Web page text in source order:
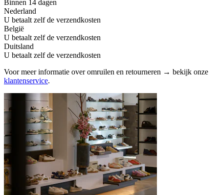
Binnen 14 dagen
Nederland
U betaalt zelf de verzendkosten
België
U betaalt zelf de verzendkosten
Duitsland
U betaalt zelf de verzendkosten
Voor meer informatie over omruilen en retourneren → bekijk onze
klantenservice.